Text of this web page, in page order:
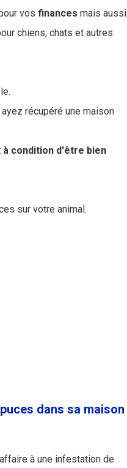
vos finances mais aussi
chiens, chats et autres
récupéré une maison
à condition d'être bien
sur votre animal.
dans sa maison
à une infestation de